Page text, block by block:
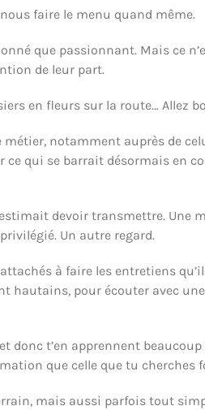
faire le menu quand même.
que passionnant. Mais ce
de leur part.
en fleurs sur la route… Allez
métier, notamment auprès de
ce qui se barrait désormais en
devoir transmettre. Une
Un autre regard.
à faire les entretiens
hautains, pour écouter avec
donc t’en apprennent
que celle que tu cherches
mais aussi parfois tout